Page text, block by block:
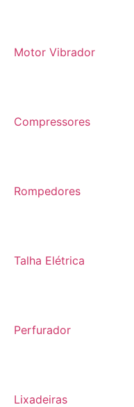
Motor Vibrador
Compressores
Rompedores
Talha Elétrica
Perfurador
Lixadeiras